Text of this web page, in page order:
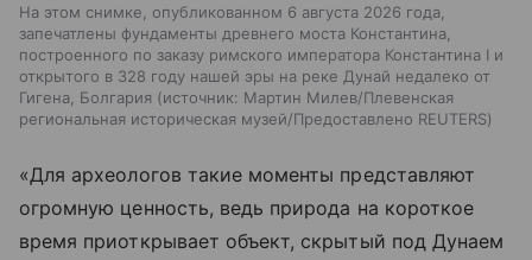
На этом снимке, опубликованном 6 августа 2026 года,
запечатлены фундаменты древнего моста Константина,
построенного по заказу римского императора Константина I и
открытого в 328 году нашей эры на реке Дунай недалеко от
Гигена, Болгария
источник: Мартин Милев/Плевенская
региональная историческая музей/Предоставлено REUTERS
«Для археологов такие моменты представляют
огромную ценность, ведь природа на короткое
время приоткрывает объект, скрытый под Дунаем